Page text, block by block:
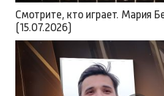
Смотрите, кто играет. Мария
(15.07.2026)